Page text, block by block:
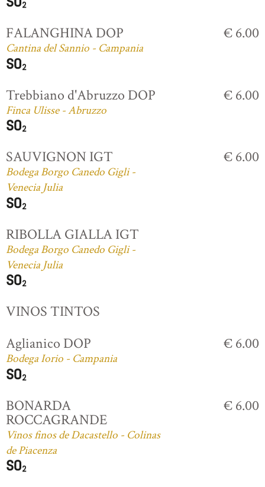
FALANGHINA DOP
Cantina del Sannio - Campania
€ 6.00
Trebbiano d'Abruzzo DOP
Finca Ulisse - Abruzzo
€ 6.00
SAUVIGNON IGT
Bodega Borgo Canedo Gigli -
Venecia Julia
€ 6.00
RIBOLLA GIALLA IGT
Bodega Borgo Canedo Gigli -
Venecia Julia
VINOS TINTOS
Aglianico DOP
Bodega Iorio - Campania
€ 6.00
BONARDA
ROCCAGRANDE
Vinos finos de Dacastello - Colinas
de Piacenza
€ 6.00